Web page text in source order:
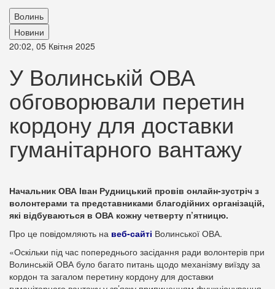
Волинь
Новини
20:02, 05 Квітня 2025
У Волинській ОВА
обговорювали перетин
кордону для доставки
гуманітарного вантажу
Начальник ОВА Іван Рудницький провів онлайн-зустріч з
волонтерами та представниками благодійних організацій,
які відбуваються в ОВА кожну четверту п’ятницю.
Про це повідомляють на веб-сайті Волинської ОВА.
«Оскільки під час попереднього засідання ради волонтерів при
Волинській ОВА було багато питань щодо механізму виїзду за
кордон та загалом перетину кордону для доставки